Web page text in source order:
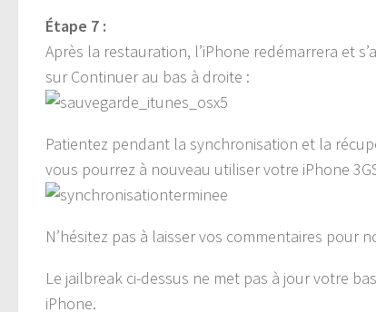
Étape 7 :
Après la restauration, l’iPhone redémarrera et
sur Continuer au bas à droite :
Patientez pendant la synchronisation et la
vous pourrez à nouveau utiliser votre iPhone
N’hésitez pas à laisser vos commentaires pour
Le jailbreak ci-dessus ne met pas à jour votre
iPhone.